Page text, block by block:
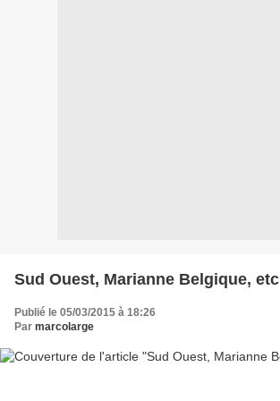
Sud Ouest, Marianne Belgique, etc
Publié le 05/03/2015 à 18:26
Par marcolarge